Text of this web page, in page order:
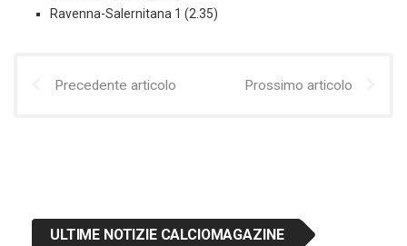
Ravenna-Salernitana 1 (2.35)
Precedente articolo Prossimo articolo
ULTIME NOTIZIE CALCIOMAGAZINE